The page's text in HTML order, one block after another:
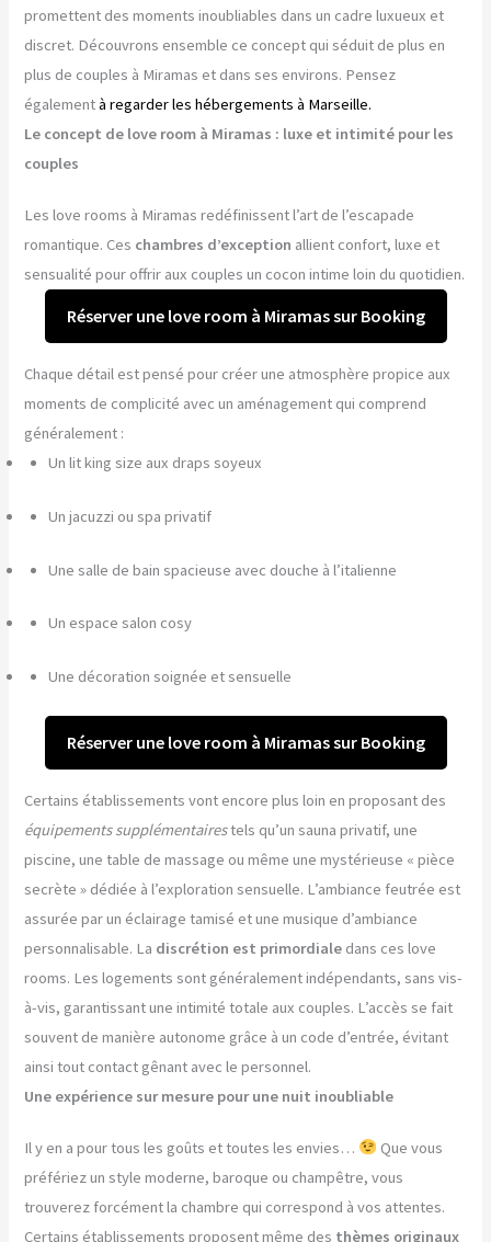
promettent des moments inoubliables dans un cadre luxueux et
discret. Découvrons ensemble ce concept qui séduit de plus en
plus de couples à Miramas et dans ses environs. Pensez
égalementà regarder les hébergements à Marseille.
Le concept de love room à Miramas : luxe et intimité pour les
couples
Les love rooms à Miramas redéfinissent l’art de l’escapade
romantique. Ces chambres d’exception allient confort, luxe et
sensualité pour offrir aux couples un cocon intime loin du quotidien.
Réserver une love room à Miramas sur Booking
Chaque détail est pensé pour créer une atmosphère propice aux
moments de complicité avec un aménagement qui comprend
généralement :
Un lit king size aux draps soyeux
Un jacuzzi ou spa privatif
Une salle de bain spacieuse avec douche à l’italienne
Un espace salon cosy
Une décoration soignée et sensuelle
Réserver une love room à Miramas sur Booking
Certains établissements vont encore plus loin en proposant des
équipements supplémentairestels qu’un sauna privatif, une
piscine, une table de massage ou même une mystérieuse « pièce
secrète » dédiée à l’exploration sensuelle. L’ambiance feutrée est
assurée par un éclairage tamisé et une musique d’ambiance
personnalisable. La discrétion est primordiale dans ces love
rooms. Les logements sont généralement indépendants, sans vis-
à-vis, garantissant une intimité totale aux couples. L’accès se fait
souvent de manière autonome grâce à un code d’entrée, évitant
ainsi tout contact gênant avec le personnel.
Une expérience sur mesure pour une nuit inoubliable
Il y en a pour tous les goûts et toutes les envies…
Que vous
préfériez un style moderne, baroque ou champêtre, vous
trouverez forcément la chambre qui correspond à vos attentes.
Certains établissements proposent même des thèmes originaux